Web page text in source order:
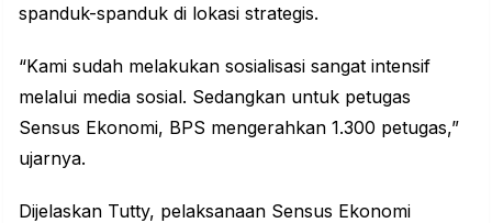
spanduk-spanduk di lokasi strategis.
“Kami sudah melakukan sosialisasi sangat intensif
melalui media sosial. Sedangkan untuk petugas
Sensus Ekonomi, BPS mengerahkan 1.300 petugas,”
ujarnya.
Dijelaskan Tutty, pelaksanaan Sensus Ekonomi